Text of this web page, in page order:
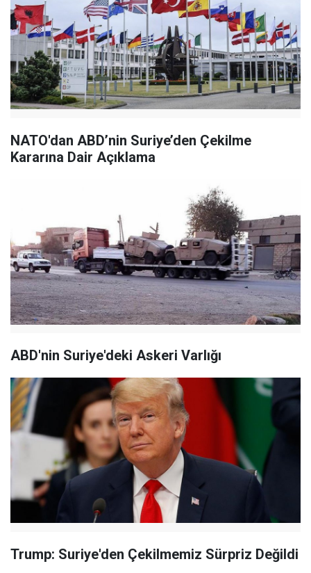
NATO'dan ABD’nin Suriye’den Çekilme
Kararına Dair Açıklama
ABD'nin Suriye'deki Askeri Varlığı
Trump: Suriye'den Çekilmemiz Sürpriz Değildi